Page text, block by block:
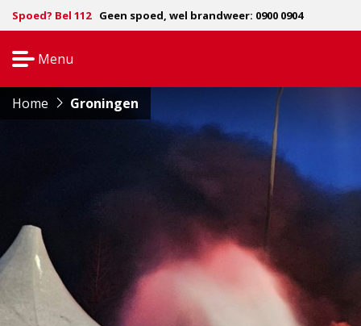
Spoed? Bel 112 Geen spoed, wel brandweer: 0900 0904
Menu
navigatie
Home Groningen